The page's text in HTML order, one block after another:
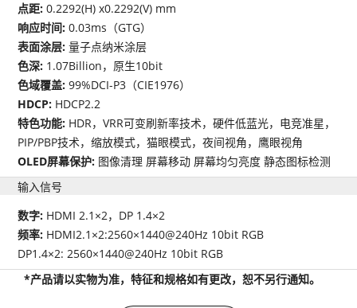
点距:0.2292(H) x0.2292(V) mm
响应时间:0.03ms（GTG）
表面涂层:量子点纳米涂层
色深: 1.07Billion，原生10bit
色域覆盖:99%DCI-P3（CIE1976）
HDCP: HDCP2.2
特色功能: HDR，VRR可变刷新率技术，硬件低蓝光，电竞准星，
PIP/PBP技术，缩放模式，猫眼模式，夜间视角，鹰眼视角
OLED屏幕保护: 图像清理 屏幕移动 屏幕均匀亮度 静态图标检测
输入信号
数字: HDMI 2.1×2，DP 1.4×2
频率: HDMI2.1×2:2560×1440@240Hz 10bit RGB
DP1.4×2: 2560×1440@240Hz 10bit RGB
*产品请以实物为准，特征和规格如有更改，恕不另行通知。